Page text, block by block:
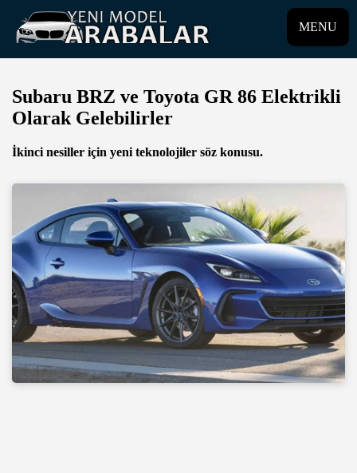
MENU
Subaru BRZ ve Toyota GR 86 Elektrikli
Olarak Gelebilirler
İkinci nesiller için yeni teknolojiler söz konusu.